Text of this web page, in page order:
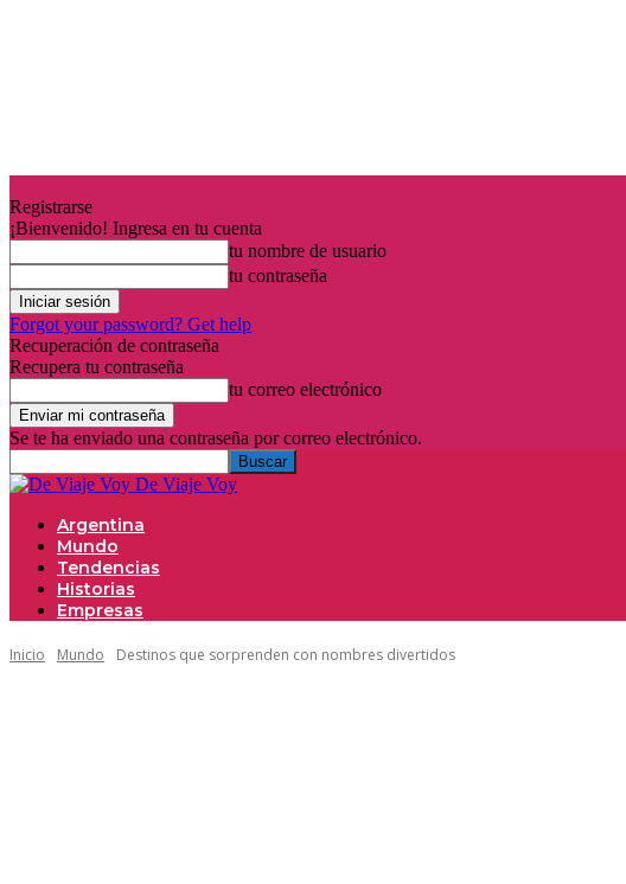
Registrarse
¡Bienvenido! Ingresa en tu cuenta
tu nombre de usuario
tu contraseña
Forgot your password? Get help
Recuperación de contraseña
Recupera tu contraseña
tu correo electrónico
Se te ha enviado una contraseña por correo electrónico.
De Viaje Voy
Argentina
Mundo
Tendencias
Historias
Empresas
Inicio Mundo Destinos que sorprenden con nombres divertidos